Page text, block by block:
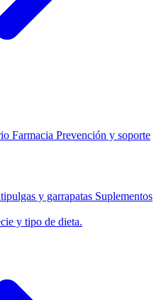
Farmacia Prevención y soporte
y garrapatas Suplementos
y tipo de dieta.